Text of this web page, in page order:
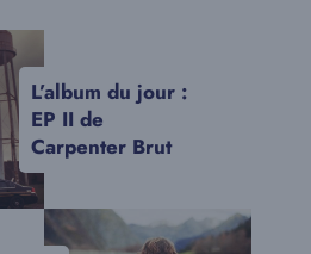
L’album du jour :
EP II de
Carpenter Brut